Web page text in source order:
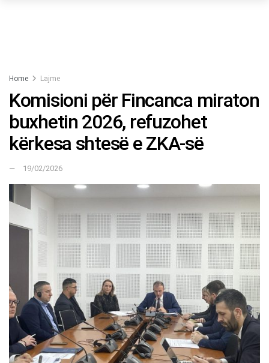
Home Lajme
Komisioni për Fincanca miraton
buxhetin 2026, refuzohet
kërkesa shtesë e ZKA-së
19/02/2026